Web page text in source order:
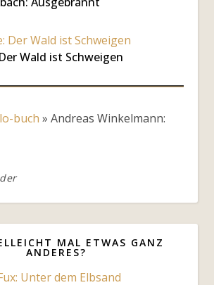
Wald ist Schweigen
buch » Andreas Winkelmann:
MAL ETWAS GANZ
ANDERES?